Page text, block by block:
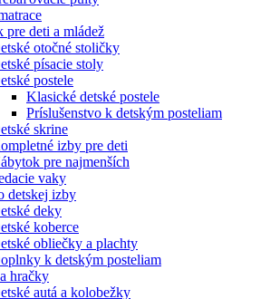
pre deti a mládež
otočné stoličky
písacie stoly
postele
Klasické detské postele
Príslušenstvo k detským posteliam
skrine
izby pre deti
pre najmenších
vaky
detskej izby
deky
koberce
obliečky a plachty
k detským posteliam
hračky
autá a kolobežky